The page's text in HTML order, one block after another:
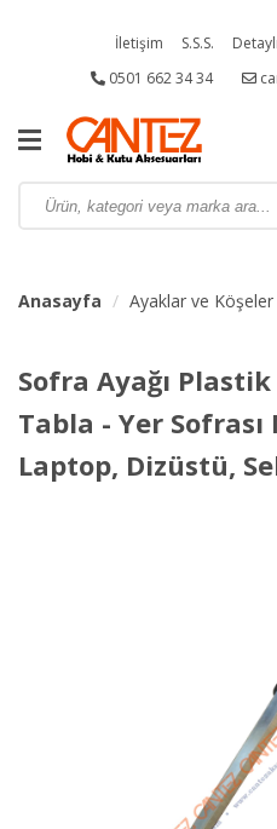
İletişim S.S.S.
0501 662 34 34
Anasayfa Ayaklar ve Köşeler
Sofra Ayağı
Tabla - Yer Sofrası
Laptop, Dizüstü,